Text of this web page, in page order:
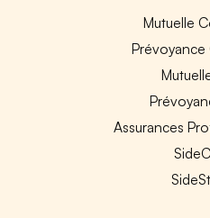
Mutuelle
Assurances